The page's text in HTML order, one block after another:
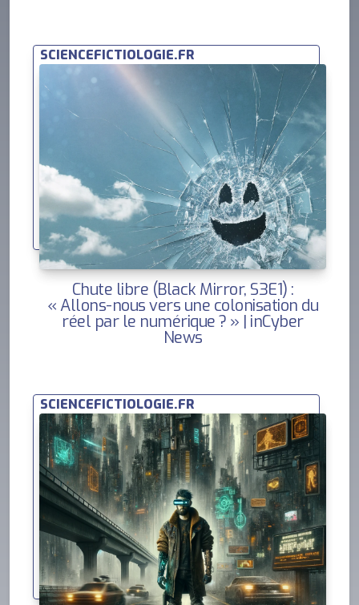
SCIENCEFICTIOLOGIE.FR
Chute libre (Black Mirror, S3E1) :
« Allons-nous vers une colonisation du
réel par le numérique ? » | inCyber
News
SCIENCEFICTIOLOGIE.FR